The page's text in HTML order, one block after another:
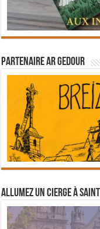
Partenaire Ar Gedour
Allumez un cierge à